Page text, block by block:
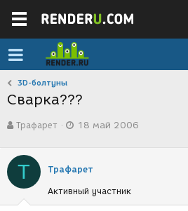
3D-болтуны
Сварка???
в
о
р
е
м
Трафарет
а
с
з
д
18 май 2006
Т Трафарет
Активный участник